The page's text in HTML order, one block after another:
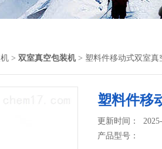
> 双室真空包装机> 塑料件移动式双室真
塑料件移
更新时间：
产品型号：